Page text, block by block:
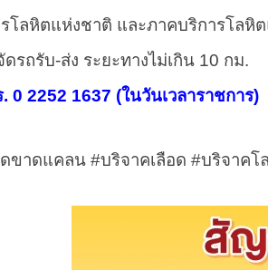
โลหิตแห่งชาติ และภาคบริการโลหิ
รถรับ-ส่ง ระยะทางไม่เกิน 10 กม.
0 2252 1637 (ในวันเวลาราชการ)
ดขาดแคลน #บริจาคเลือด #บริจาคโ